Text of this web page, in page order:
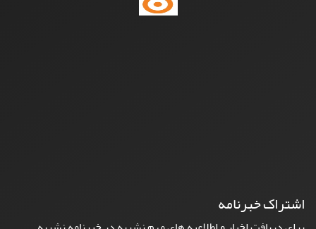
اشتراک خبرنامه